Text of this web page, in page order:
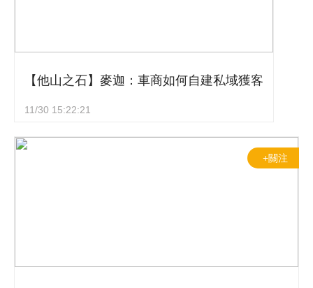
【他山之石】麥迦：車商如何自建私域獲客
11/30 15:22:21
+關注